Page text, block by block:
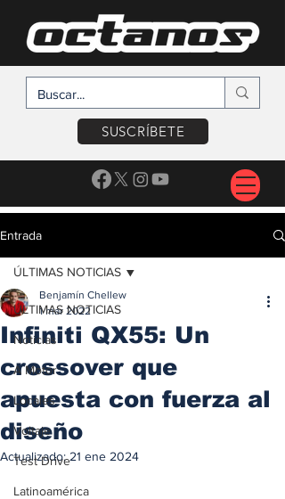
SUSCRÍBETE
Entrada
ÚLTIMAS NOTICIAS
Noticias
A Motor
Locales
Voltaje
Test Drive
Latinoamérica
ÚLTIMAS NOTICIAS
Infiniti QX55: Un
crossover que
apuesta con fuerza al
diseño
Benjamín Chellew
1 mar 2022
Actualizado:21 ene 2024